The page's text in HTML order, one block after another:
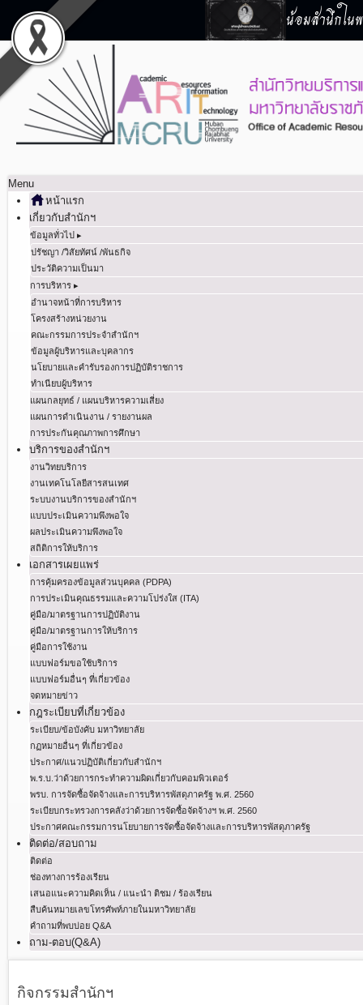
น้อมสำนึกใน
Menu
หน้าแรก
เกี่ยวกับสำนักฯ
ข้อมูลทั่วไป ▸
ปรัชญา /วิสัยทัศน์ /พันธกิจ
ประวัติความเป็นมา
การบริหาร ▸
อำนาจหน้าที่การบริหาร
โครงสร้างหน่วยงาน
คณะกรรมการประจำสำนักฯ
ข้อมูลผู้บริหารและบุคลากร
นโยบายและคำรับรองการปฏิบัติราชการ
ทำเนียบผู้บริหาร
แผนกลยุทธ์ / แผนบริหารความเสี่ยง
แผนการดำเนินงาน / รายงานผล
การประกันคุณภาพการศึกษา
บริการของสำนักฯ
งานวิทยบริการ
งานเทคโนโลยีสารสนเทศ
ระบบงานบริการของสำนักฯ
แบบประเมินความพึงพอใจ
ผลประเมินความพึงพอใจ
สถิติการให้บริการ
เอกสารเผยแพร่
การคุ้มครองข้อมูลส่วนบุคคล (PDPA)
การประเมินคุณธรรมและความโปร่งใส (ITA)
คู่มือ/มาตรฐานการปฏิบัติงาน
คู่มือ/มาตรฐานการให้บริการ
คู่มือการใช้งาน
แบบฟอร์มขอใช้บริการ
แบบฟอร์มอื่นๆ ที่เกี่ยวข้อง
จดหมายข่าว
กฎระเบียบที่เกี่ยวข้อง
ระเบียบ/ข้อบังคับ มหาวิทยาลัย
กฏหมายอื่นๆ ที่เกี่ยวข้อง
ประกาศ/แนวปฏิบัติเกี่ยวกับสำนักฯ
พ.ร.บ.ว่าด้วยการกระทําความผิดเกี่ยวกับคอมพิวเตอร์
พรบ. การจัดซื้อจัดจ้างและการบริหารพัสดุภาครัฐ พ.ศ. 2560
ระเบียบกระทรวงการคลังว่าด้วยการจัดซื้อจัดจ้างฯ พ.ศ. 2560
ประกาศคณะกรรมการนโยบายการจัดซื้อจัดจ้างและการบริหารพัสดุภาครัฐ
ติดต่อ/สอบถาม
ติดต่อ
ช่องทางการร้องเรียน
เสนอแนะความคิดเห็น / แนะนำ ติชม / ร้องเรียน
สืบค้นหมายเลขโทรศัพท์ภายในมหาวิทยาลัย
คำถามที่พบบ่อย Q&A
ถาม-ตอบ(Q&A)
กิจกรรมสำนักฯ